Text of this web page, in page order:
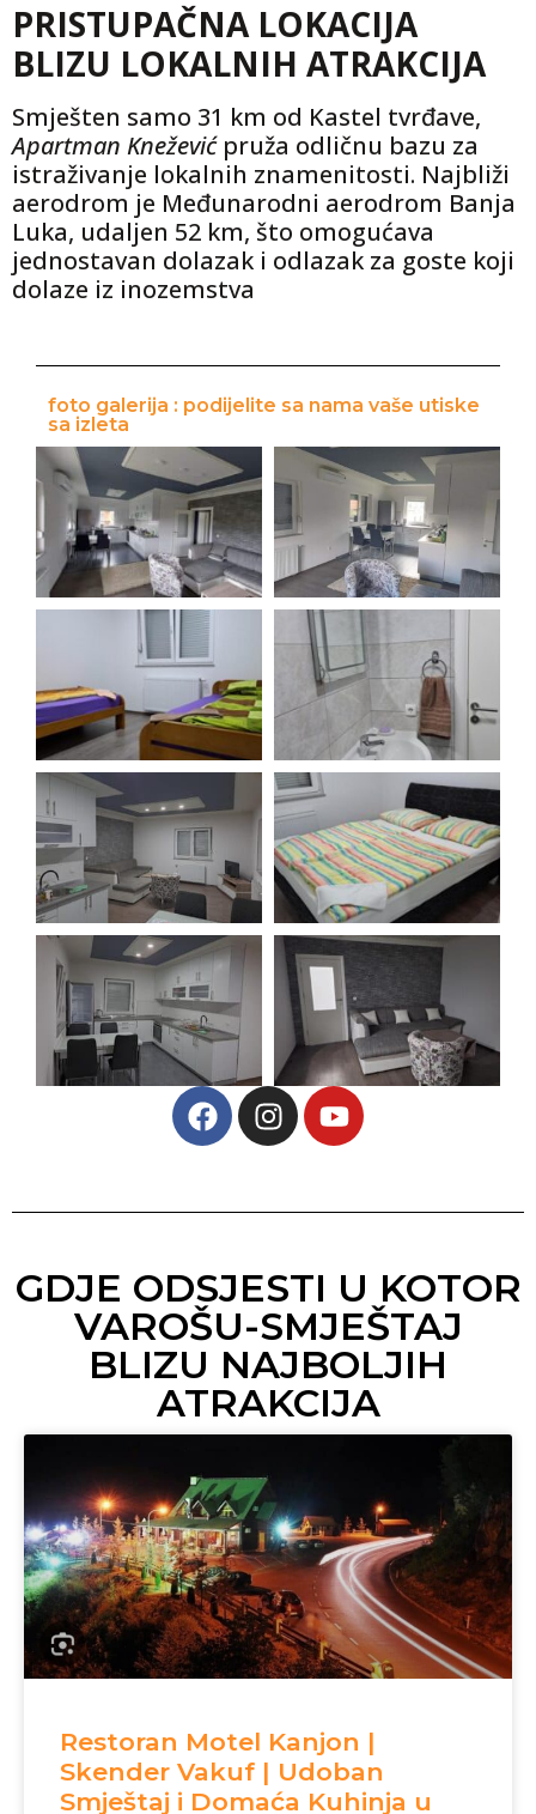
PRISTUPAČNA LOKACIJA
BLIZU LOKALNIH ATRAKCIJA
Smješten samo 31 km od Kastel tvrđave,
Apartman Kneževićpruža odličnu bazu za
istraživanje lokalnih znamenitosti. Najbliži
aerodrom je Međunarodni aerodrom Banja
Luka, udaljen 52 km, što omogućava
jednostavan dolazak i odlazak za goste koji
dolaze iz inozemstva
foto galerija : podijelite sa nama vaše utiske
sa izleta
GDJE ODSJESTI U KOTOR
VAROŠU-SMJEŠTAJ
BLIZU NAJBOLJIH
ATRAKCIJA
Restoran Motel Kanjon |
Skender Vakuf | Udoban
Smještaj i Domaća Kuhinja u